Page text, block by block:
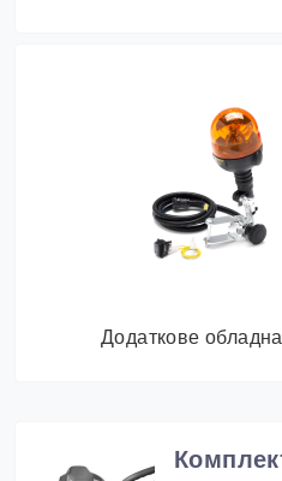
Додаткове